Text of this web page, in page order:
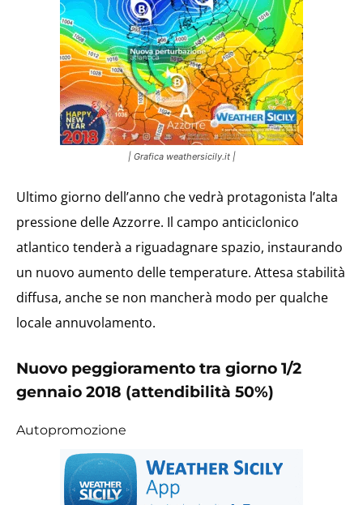
| Grafica weathersicily.it |
Ultimo giorno dell’anno che vedrà protagonista l’alta
pressione delle Azzorre. Il campo anticiclonico
atlantico tenderà a riguadagnare spazio, instaurando
un nuovo aumento delle temperature. Attesa stabilità
diffusa, anche se non mancherà modo per qualche
locale annuvolamento.
Nuovo peggioramento tra giorno 1/2
gennaio 2018 (attendibilità 50%)
Autopromozione